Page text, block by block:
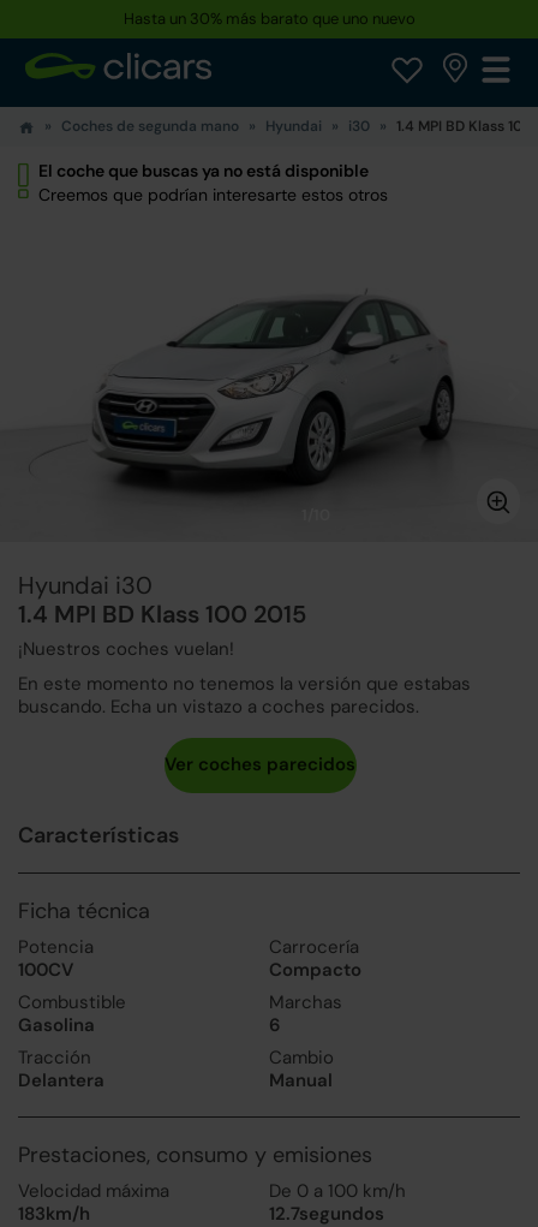
Hasta un 30% más barato que uno nuevo
Coches de segunda mano Hyundai i30 1.4 MPI BD Klass 100
El coche que buscas ya no está disponible
Creemos que podrían interesarte estos otros
Hyundai i30
1.4 MPI BD Klass 100 2015
¡Nuestros coches vuelan!
En este momento no tenemos la versión que estabas
buscando. Echa un vistazo a coches parecidos.
Características
Ficha técnica
Potencia
100CV
Carrocería
Compacto
Combustible
Gasolina
Marchas
6
Tracción
Delantera
Cambio
Manual
Prestaciones, consumo y emisiones
Velocidad máxima
183km/h
De 0 a 100 km/h
12.7segundos